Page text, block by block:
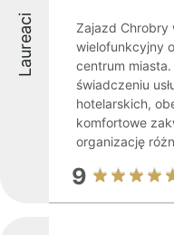
Laureaci
Zajazd Chrobry
wielofunkcyjny
centrum
świadczeniu
hotelarskich,
komfortowe
organizację
9